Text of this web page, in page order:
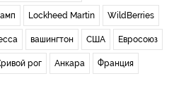
Lockheed Martin WildBerries
вашингтон США Евросоюз
рог Анкара Франция